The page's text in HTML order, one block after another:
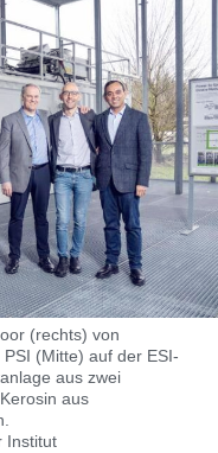
(rechts) von
(Mitte) auf der ESI-
aus zwei
aus
Institut